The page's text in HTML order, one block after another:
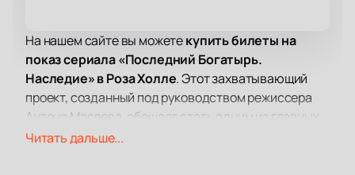
На нашем сайте вы можетекупить билеты на
показ сериала «Последний Богатырь.
Наследие» в Роза Холле. Этот захватывающий
проект, созданный под руководством режиссера
Антона Маслова, обещает стать одним из главных
событий года. Сценарий написан командой
Читать дальше...